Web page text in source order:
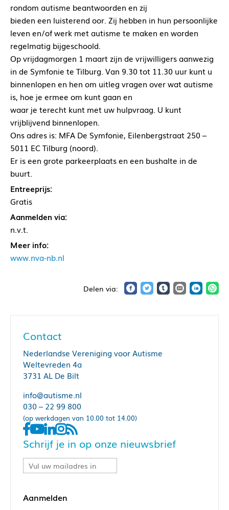
rondom autisme beantwoorden en zij
bieden een luisterend oor. Zij hebben in hun persoonlijke
leven en/of werk met autisme te maken en worden
regelmatig bijgeschoold.
Op vrijdagmorgen 1 maart zijn de vrijwilligers aanwezig
in de Symfonie te Tilburg. Van 9.30 tot 11.30 uur kunt u
binnenlopen en hen om uitleg vragen over wat autisme
is, hoe je ermee om kunt gaan en
waar je terecht kunt met uw hulpvraag. U kunt
vrijblijvend binnenlopen.
Ons adres is: MFA De Symfonie, Eilenbergstraat 250 –
5011 EC Tilburg (noord).
Er is een grote parkeerplaats en een bushalte in de
buurt.
Entreeprijs:
Gratis
Aanmelden via:
n.v.t.
Meer info:
www.nva-nb.nl
Contact
Nederlandse Vereniging voor Autisme
Weltevreden 4a
3731 AL De Bilt
info@autisme.nl
030 – 22 99 800
(op werkdagen van 10.00 tot 14.00)
Schrijf je in op onze nieuwsbrief